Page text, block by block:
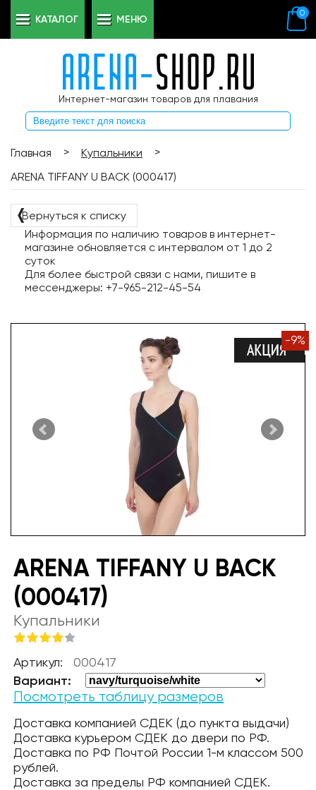
Интернет-магазин товаров для плавания
0
КАТАЛОГ МЕНЮ
Главная > Купальники
>
ARENA TIFFANY U BACK (000417)
❬Вернуться к списку
Информация по наличию товаров в интернет-
магазине обновляется с интервалом от 1 до 2
суток
Для более быстрой связи с нами, пишите в
мессенджеры: +7-965-212-45-54
-9%
ARENA TIFFANY U BACK
(000417)
Купальники
Артикул: 000417
Вариант:
Посмотреть таблицу размеров
Доставка компанией СДЕК (до пункта выдачи)
Доставка курьером СДЕК до двери по РФ.
Доставка по РФ Почтой России 1-м классом 500
рублей.
Доставка за пределы РФ компанией СДЕК.